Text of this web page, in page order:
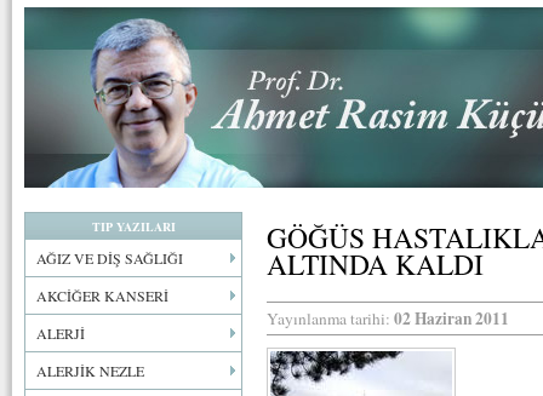
TIP YAZILARI
AĞIZ VE DİŞ SAĞLIĞI
AKCİĞER KANSERİ
ALERJİ
ALERJİK NEZLE
GÖĞÜS
ALTINDA KALDI
Yayınlanma tarihi: 02 Haziran 2011